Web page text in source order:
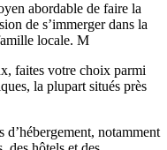
abordable de faire la
de s’immerger dans la
locale. M
faites votre choix parmi
la plupart situés près
d’hébergement, notamment